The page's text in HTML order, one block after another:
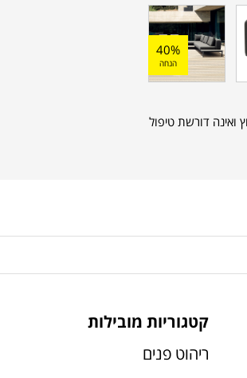
40%
הנחה
ואינה דורשת טיפול
קטגוריות מובילות
ריהוט פנים